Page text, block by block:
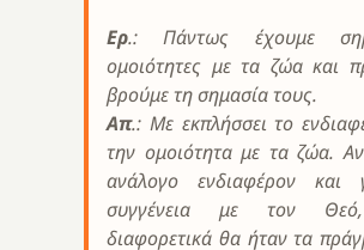
Ερ.: Πάντως έχουμε
ομοιότητες με τα ζώα και
βρούμε τη σημασία τους.
Απ.: Με εκπλήσσει το
την ομοιότητα με τα ζώα.
ανάλογο ενδιαφέρον και
συγγένεια με τον
διαφορετικά θα ήταν τα